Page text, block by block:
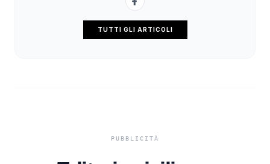
TUTTI GLI ARTICOLI